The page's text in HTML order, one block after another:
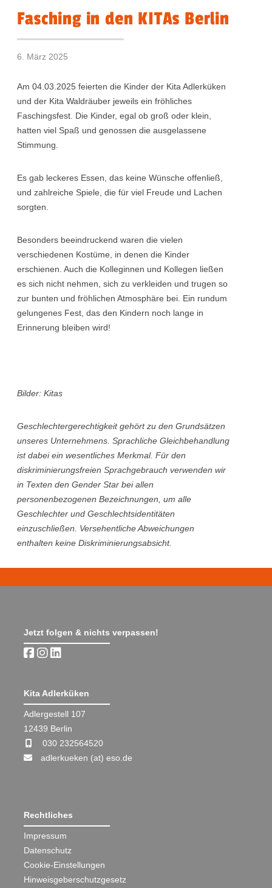
Fasching in den KITAs Berlin
6. März 2025
Am 04.03.2025 feierten die Kinder der Kita Adlerküken
und der Kita Waldräuber jeweils ein fröhliches
Faschingsfest. Die Kinder, egal ob groß oder klein,
hatten viel Spaß und genossen die ausgelassene
Stimmung.
Es gab leckeres Essen, das keine Wünsche offenließ,
und zahlreiche Spiele, die für viel Freude und Lachen
sorgten.
Besonders beeindruckend waren die vielen
verschiedenen Kostüme, in denen die Kinder
erschienen. Auch die Kolleginnen und Kollegen ließen
es sich nicht nehmen, sich zu verkleiden und trugen so
zur bunten und fröhlichen Atmosphäre bei. Ein rundum
gelungenes Fest, das den Kindern noch lange in
Erinnerung bleiben wird!
Bilder: Kitas
Geschlechtergerechtigkeit gehört zu den Grundsätzen
unseres Unternehmens. Sprachliche Gleichbehandlung
ist dabei ein wesentliches Merkmal. Für den
diskriminierungsfreien Sprachgebrauch verwenden wir
in Texten den Gender Star bei allen
personenbezogenen Bezeichnungen, um alle
Geschlechter und Geschlechtsidentitäten
einzuschließen. Versehentliche Abweichungen
enthalten keine Diskriminierungsabsicht.
Jetzt folgen & nichts verpassen!
Kita Adlerküken
Adlergestell 107
12439 Berlin
030 232564520
adlerkueken (at) eso.de
Rechtliches
Impressum
Datenschutz
Cookie-Einstellungen
Hinweisgeberschutzgesetz